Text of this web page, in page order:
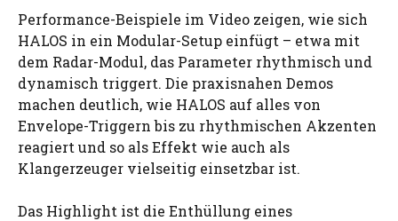
Performance-Beispiele im Video zeigen, wie sich
HALOS in ein Modular-Setup einfügt – etwa mit
dem Radar-Modul, das Parameter rhythmisch und
dynamisch triggert. Die praxisnahen Demos
machen deutlich, wie HALOS auf alles von
Envelope-Triggern bis zu rhythmischen Akzenten
reagiert und so als Effekt wie auch als
Klangerzeuger vielseitig einsetzbar ist.
Das Highlight ist die Enthüllung eines